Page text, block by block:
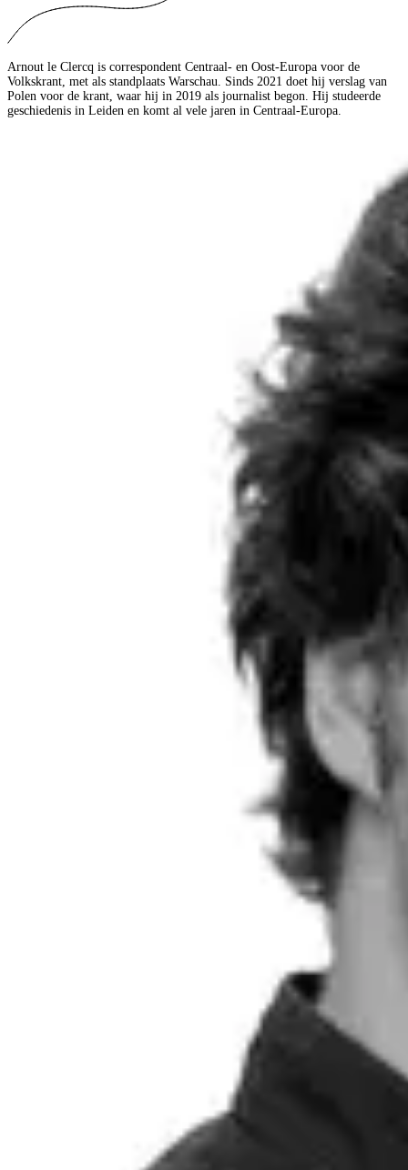
Arnout le Clercq is correspondent Centraal- en Oost-Europa voor de
Volkskrant, met als standplaats Warschau. Sinds 2021 doet hij verslag van
Polen voor de krant, waar hij in 2019 als journalist begon. Hij studeerde
geschiedenis in Leiden en komt al vele jaren in Centraal-Europa.